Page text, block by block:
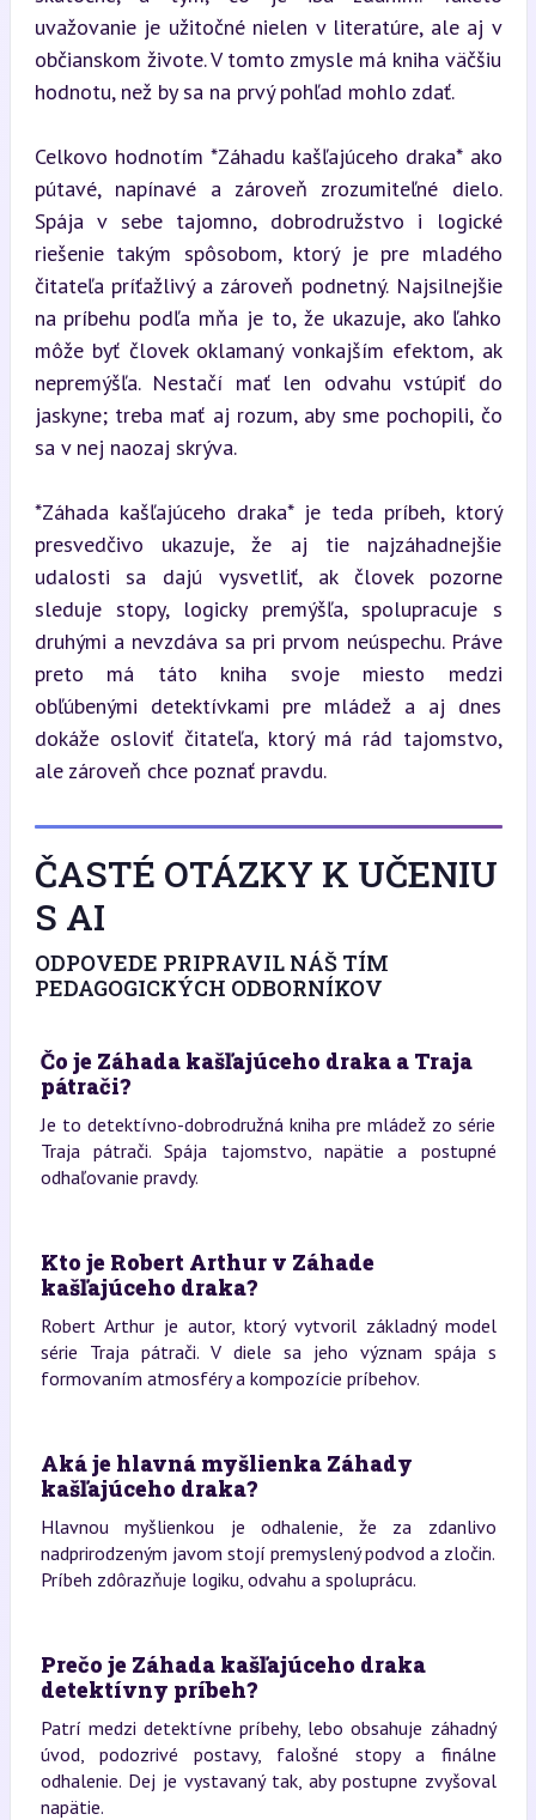
uvažovanie je užitočné nielen v literatúre, ale aj v
občianskom živote. V tomto zmysle má kniha väčšiu
hodnotu, než by sa na prvý pohľad mohlo zdať.
Celkovo hodnotím *Záhadu kašľajúceho draka* ako
pútavé, napínavé a zároveň zrozumiteľné dielo.
Spája v sebe tajomno, dobrodružstvo i logické
riešenie takým spôsobom, ktorý je pre mladého
čitateľa príťažlivý a zároveň podnetný. Najsilnejšie
na príbehu podľa mňa je to, že ukazuje, ako ľahko
môže byť človek oklamaný vonkajším efektom, ak
nepremýšľa. Nestačí mať len odvahu vstúpiť do
jaskyne; treba mať aj rozum, aby sme pochopili, čo
sa v nej naozaj skrýva.
*Záhada kašľajúceho draka* je teda príbeh, ktorý
presvedčivo ukazuje, že aj tie najzáhadnejšie
udalosti sa dajú vysvetliť, ak človek pozorne
sleduje stopy, logicky premýšľa, spolupracuje s
druhými a nevzdáva sa pri prvom neúspechu. Práve
preto má táto kniha svoje miesto medzi
obľúbenými detektívkami pre mládež a aj dnes
dokáže osloviť čitateľa, ktorý má rád tajomstvo,
ale zároveň chce poznať pravdu.
ČASTÉ OTÁZKY K UČENIU
S AI
ODPOVEDE PRIPRAVIL NÁŠ TÍM
PEDAGOGICKÝCH ODBORNÍKOV
Čo je Záhada kašľajúceho draka a Traja
pátrači?
Je to detektívno-dobrodružná kniha pre mládež zo série
Traja pátrači. Spája tajomstvo, napätie a postupné
odhaľovanie pravdy.
Kto je Robert Arthur v Záhade
kašľajúceho draka?
Robert Arthur je autor, ktorý vytvoril základný model
série Traja pátrači. V diele sa jeho význam spája s
formovaním atmosféry a kompozície príbehov.
Aká je hlavná myšlienka Záhady
kašľajúceho draka?
Hlavnou myšlienkou je odhalenie, že za zdanlivo
nadprirodzeným javom stojí premyslený podvod a zločin.
Príbeh zdôrazňuje logiku, odvahu a spoluprácu.
Prečo je Záhada kašľajúceho draka
detektívny príbeh?
Patrí medzi detektívne príbehy, lebo obsahuje záhadný
úvod, podozrivé postavy, falošné stopy a finálne
odhalenie. Dej je vystavaný tak, aby postupne zvyšoval
napätie.